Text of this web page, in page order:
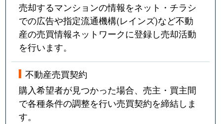
売却するマンションの情報をネット・チラシ
での広告や指定流通機構(レインズ)など不動
産の売買情報ネットワークに登録し売却活動
を行います。
不動産売買契約
購入希望者が見つかった場合、売主・買主間
で各種条件の調整を行い売買契約を締結しま
す。